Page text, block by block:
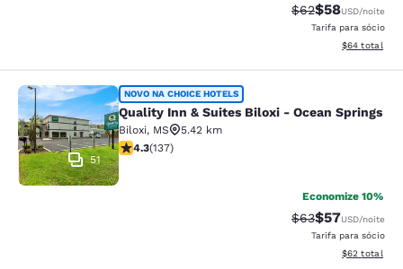
Tarifa anterior
$62Tarifa com
$58USD/noite
Tarifa para sócio
Exibir
$64 total
Quality Inn & Suites Biloxi - Ocean
51
NOVO NA CHOICE HOTELS
Quality Inn & Suites Biloxi - Ocean Springs
Biloxi, MS
5.42 km
classificação 4.25 estrelas. Excelente. 137 avaliações
4.3(137)
Economize 10%
Tarifa anterior
$63Tarifa com
$57USD/noite
Tarifa para sócio
Exibir
$62 total